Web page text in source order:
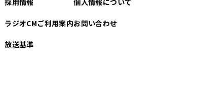
採用情報
ラジオCMご利用案内
放送基準
個人情報について
お問い合わせ